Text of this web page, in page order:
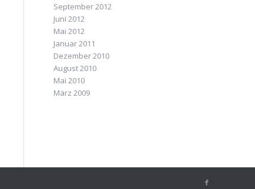
September 2012
Juni 2012
Mai 2012
Januar 2011
Dezember 2010
August 2010
Mai 2010
März 2009